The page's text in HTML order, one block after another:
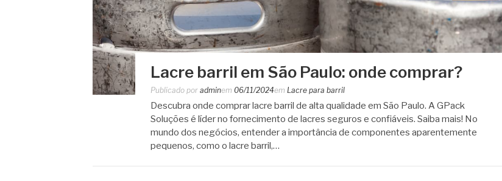
Lacre barril em São Paulo: onde comprar?
Publicado por adminem 06/11/2024em Lacre para barril
Descubra onde comprar lacre barril de alta qualidade em São Paulo. A GPack
Soluções é líder no fornecimento de lacres seguros e confiáveis. Saiba mais! No
mundo dos negócios, entender a importância de componentes aparentemente
pequenos, como o lacre barril,…